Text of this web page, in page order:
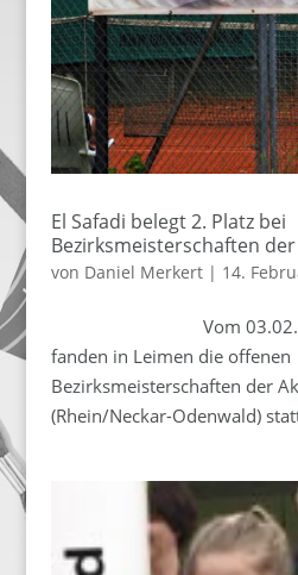
El Safadi belegt 2. Platz bei
Bezirksmeisterschaften
von Daniel Merkert| 14.
Vom 03.02. bis
fanden in Leimen die offenen
Bezirksmeisterschaften der
(Rhein/Neckar-Odenwald)